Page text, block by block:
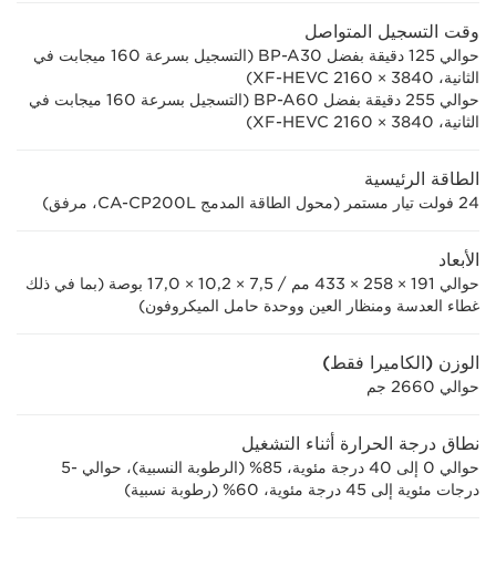
وقت التسجيل المتواصل
حوالي 125 دقيقة بفضل BP-A30 (التسجيل بسرعة 160 ميجابت في
الثانية، 3840 × 2160‏ XF-HEVC)
حوالي 255 دقيقة بفضل BP-A60 (التسجيل بسرعة 160 ميجابت في
الثانية، 3840 × 2160‏ XF-HEVC)
الطاقة الرئيسية
24 فولت تيار مستمر (محول الطاقة المدمج CA-CP200L، مرفق)
الأبعاد
حوالي 191 × 258 × 433 مم / 7,5 × 10,2 × 17,0 بوصة (بما في ذلك
غطاء العدسة ومنظار العين ووحدة حامل الميكروفون)
الوزن (الكاميرا فقط)
حوالي 2660 جم
نطاق درجة الحرارة أثناء التشغيل
حوالي 0 إلى 40 درجة مئوية، 85% (الرطوبة النسبية)، حوالي -5
درجات مئوية إلى 45 درجة مئوية، 60% (رطوبة نسبية)